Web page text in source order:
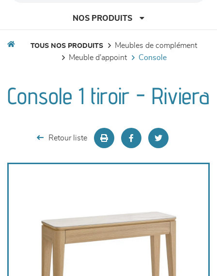
NOS PRODUITS
séjours
chambres et dressing
TOUS NOS PRODUITS
meubles de complément
meuble d'appoint
console
Console 1 tiroir - Riviera
Retour liste